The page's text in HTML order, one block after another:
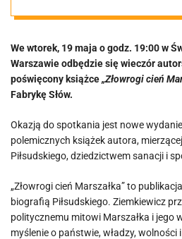
We wtorek, 19 maja o godz. 19:00 w
Warszawie odbędzie się wieczór
poświęcony książce„Złowrogi cień
Fabrykę Słów.
Okazją do spotkania jest nowe
polemicznych książek autora,
Piłsudskiego, dziedzictwem sanacji i
„Złowrogi cień Marszałka” to
biografią Piłsudskiego. Ziemkiewicz
politycznemu mitowi Marszałka i jego
myślenie o państwie, władzy,